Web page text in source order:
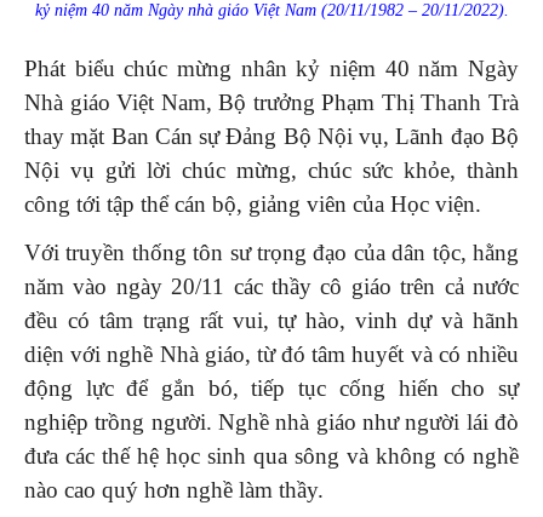
kỷ niệm 40 năm Ngày nhà giáo Việt Nam (20/11/1982 – 20/11/2022).
Phát biểu chúc mừng nhân kỷ niệm 40 năm Ngày
Nhà giáo Việt Nam, Bộ trưởng Phạm Thị Thanh Trà
thay mặt Ban Cán sự Đảng Bộ Nội vụ, Lãnh đạo Bộ
Nội vụ gửi lời chúc mừng, chúc sức khỏe, thành
công tới tập thể cán bộ, giảng viên của Học viện.
Với truyền thống tôn sư trọng đạo của dân tộc, hằng
năm vào ngày 20/11 các thầy cô giáo trên cả nước
đều có tâm trạng rất vui, tự hào, vinh dự và hãnh
diện với nghề Nhà giáo, từ đó tâm huyết và có nhiều
động lực để gắn bó, tiếp tục cống hiến cho sự
nghiệp trồng người. Nghề nhà giáo như người lái đò
đưa các thế hệ học sinh qua sông và không có nghề
nào cao quý hơn nghề làm thầy.